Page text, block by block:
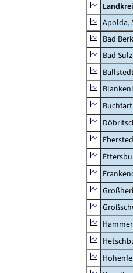
Apolda,
Bad
Bad
Buchfart